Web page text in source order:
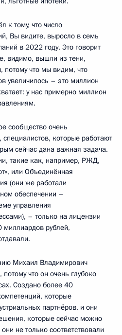
к тому, что число
Вы видите, выросло в семь
в 2022 году. Это говорит
видимо, вышли из тени,
потому что мы видим, что
увеличилось – это миллион
у нас примерно миллион
сообщество очень
которые работают
сейчас дана важная задача.
такие как, например, РЖД,
или Объединённая
(они же работали
обеспечении –
управления
– только на лицензии
миллиардов рублей,
Михаил Владимирович
что он очень глубоко
Создано более 40
которые
партнёров, и они
которые сейчас можно
не только соответствовали